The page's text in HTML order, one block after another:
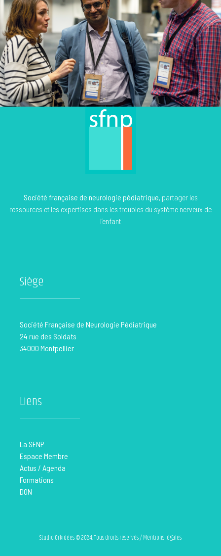
Société française de neurologie pédiatrique, partager les
ressources et les expertises dans les troubles du système nerveux de
l’enfant
Siège
Société Française de Neurologie Pédiatrique
24 rue des Soldats
34000 Montpellier
Liens
La SFNP
Espace Membre
Actus / Agenda
Formations
DON
Studio Orkidées © 2024. Tous droits réservés / Mentions légales